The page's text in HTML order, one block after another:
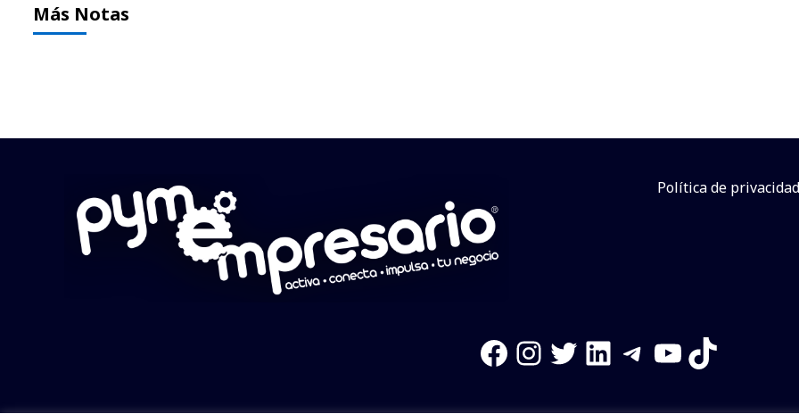
Más Notas
Política de privacidad
Facebook
Instagram
Twitter
LinkedIn
Telegram
YouTube
TikTok